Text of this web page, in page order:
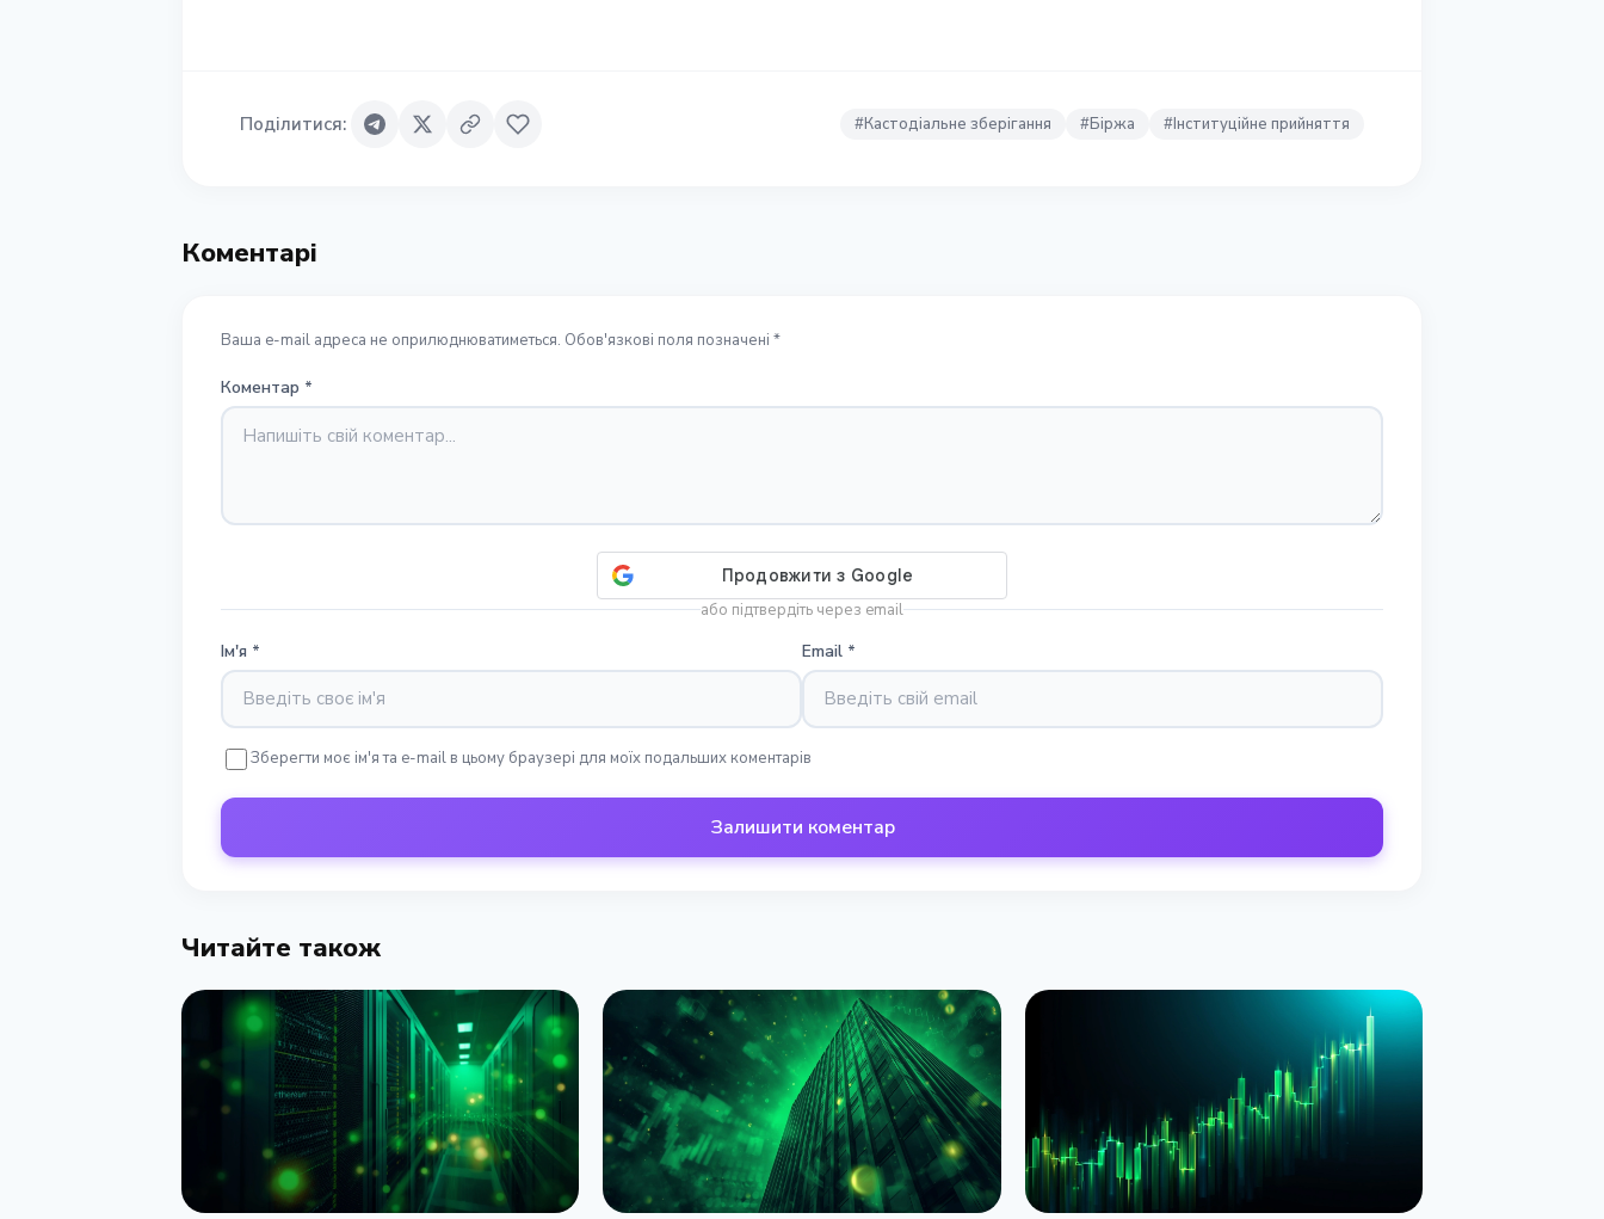
Поділитися: #Кастодіальне зберігання #Біржа #Інституційне прийняття
Коментарі
Ваша e-mail адреса не оприлюднюватиметься. Обов'язкові поля позначені *
Коментар *
або підтвердіть через email
Ім'я * Email *
Зберегти моє ім'я та e-mail в цьому браузері для моїх подальших коментарів
Залишити коментар
Читайте також